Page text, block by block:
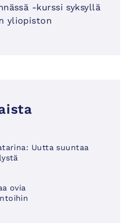
-kurssi syksyllä
yliopiston
Uutta suuntaa
ovia